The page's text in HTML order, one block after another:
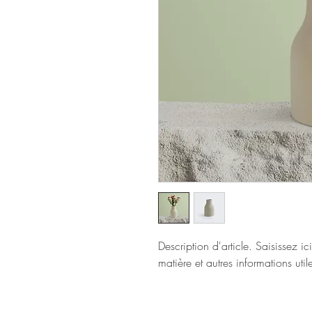
Description d'article. Saisissez
matière et autres informations